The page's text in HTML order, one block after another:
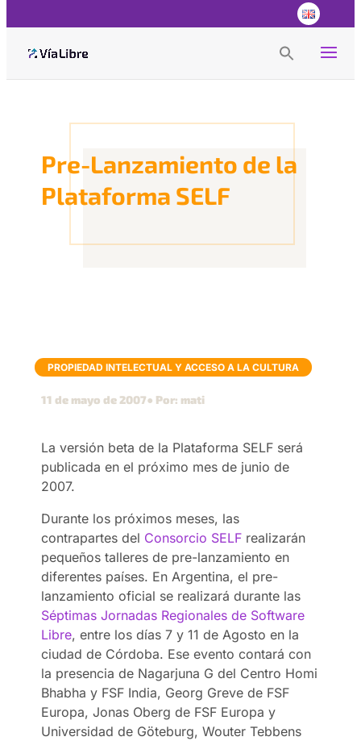
Search Button
Pre-Lanzamiento de la
Plataforma SELF
PROPIEDAD INTELECTUAL Y ACCESO A LA CULTURA
11 de mayo de 2007● Por: mati
La versión beta de la Plataforma SELF será
publicada en el próximo mes de junio de
2007.
Durante los próximos meses, las
contrapartes del Consorcio SELF realizarán
pequeños talleres de pre-lanzamiento en
diferentes países. En Argentina, el pre-
lanzamiento oficial se realizará durante las
Séptimas Jornadas Regionales de Software
Libre, entre los días 7 y 11 de Agosto en la
ciudad de Córdoba. Ese evento contará con
la presencia de Nagarjuna G del Centro Homi
Bhabha y FSF India, Georg Greve de FSF
Europa, Jonas Oberg de FSF Europa y
Universidad de Göteburg, Wouter Tebbens